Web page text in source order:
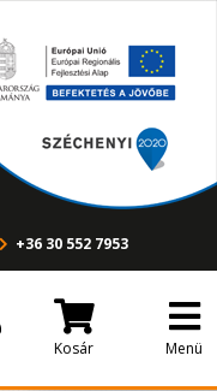
+36 30 552 7953
Kosár Menü